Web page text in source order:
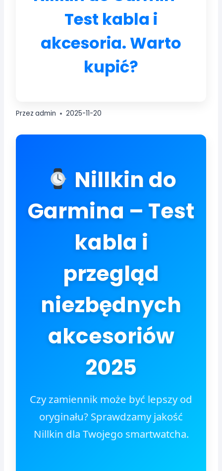
Test kabla i
akcesoria. Warto
kupić?
Przez admin 2025-11-20
Nillkin do
Garmina – Test
kabla i
przegląd
niezbędnych
akcesoriów
2025
Czy zamiennik może być lepszy od
oryginału? Sprawdzamy jakość
Nillkin dla Twojego smartwatcha.